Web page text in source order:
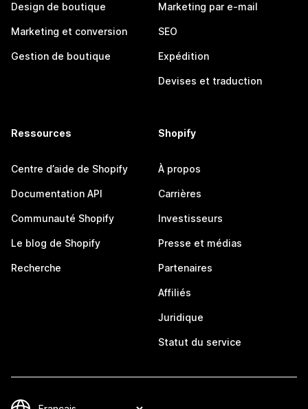
Design de boutique
Marketing et conversion
Gestion de boutique
Marketing par e-mail
SEO
Expédition
Devises et traduction
Ressources
Centre d’aide de Shopify
Documentation API
Communauté Shopify
Le blog de Shopify
Recherche
Shopify
À propos
Carrières
Investisseurs
Presse et médias
Partenaires
Affiliés
Juridique
Statut du service